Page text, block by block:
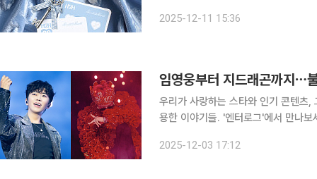
츠투하츠가 하츄(팬덤명)를 소셜 클
2025-12-11 15:36
우리가 사랑하는 스타와 인기 콘텐츠
용한 이야기들. '엔터로그'에서 만나보세요. 연말 공연 시즌이 본격적으로 포문을 열었
리기 때문입니다. 연말과 새해를 맞는
2025-12-03 17:12